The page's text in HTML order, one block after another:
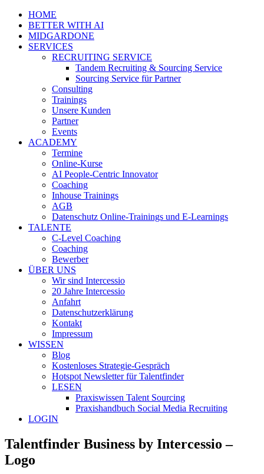
HOME
BETTER WITH AI
MIDGARDONE
SERVICES
RECRUITING SERVICE
Tandem Recruiting & Sourcing Service
Sourcing Service für Partner
Consulting
Trainings
Unsere Kunden
Partner
Events
ACADEMY
Termine
Online-Kurse
AI People-Centric Innovator
Coaching
Inhouse Trainings
AGB
Datenschutz Online-Trainings und E-Learnings
TALENTE
C-Level Coaching
Coaching
Bewerber
ÜBER UNS
Wir sind Intercessio
20 Jahre Intercessio
Anfahrt
Datenschutzerklärung
Kontakt
Impressum
WISSEN
Blog
Kostenloses Strategie-Gespräch
Hotspot Newsletter für Talentfinder
LESEN
Praxiswissen Talent Sourcing
Praxishandbuch Social Media Recruiting
LOGIN
Talentfinder Business by Intercessio –
Logo